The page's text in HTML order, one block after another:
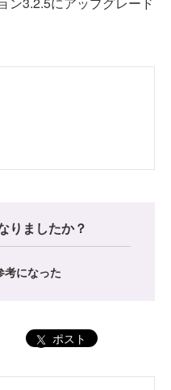
りましたか？
考になった
ポスト